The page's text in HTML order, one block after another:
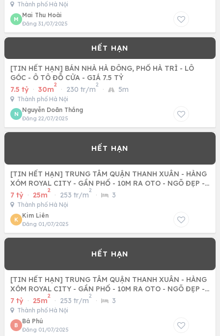
Thành phố Hà Nội
M
Mai Thu Hoài
Đăng 31/07/2025
[TIN HẾT HẠN] BÁN NHÀ HÀ ĐÔNG, PHỐ HÀ TRÌ - LÔ
GÓC - Ô TÔ ĐỖ CỬA - GIÁ 7.5 TỶ
7.5 tỷ · 30m
2
· 230 tr/m
2
· 5m
Thành phố Hà Nội
N
Nguyễn Doãn Thắng
Đăng 22/07/2025
[TIN HẾT HẠN] TRUNG TÂM QUẬN THANH XUÂN - HÀNG
XÓM ROYAL CITY - GẦN PHỐ - 10M RA OTO - NGÕ ĐẸP -
NHÀ ĐẸP LONG LANH
7 tỷ · 25m
2
· 253 tr/m
2
· 3
Thành phố Hà Nội
K
Kim Liên
Đăng 01/07/2025
[TIN HẾT HẠN] TRUNG TÂM QUẬN THANH XUÂN - HÀNG
XÓM ROYAL CITY - GẦN PHỐ - 10M RA OTO - NGÕ ĐẸP -
NHÀ ĐẸP LONG LANH
7 tỷ · 25m
2
· 253 tr/m
2
· 3
Thành phố Hà Nội
B
Bá Phú
Đăng 01/07/2025